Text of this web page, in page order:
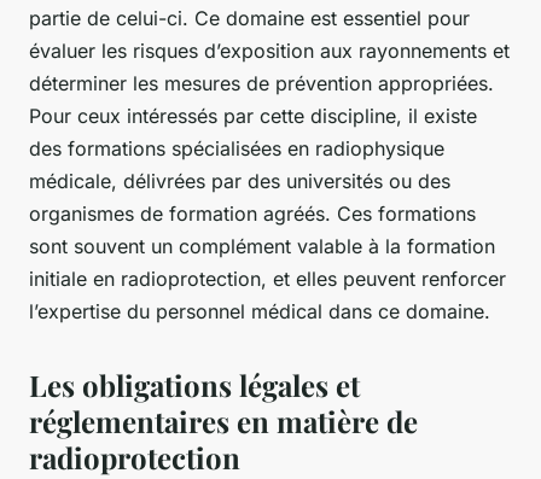
partie de celui-ci. Ce domaine est essentiel pour
évaluer les risques d’exposition aux rayonnements et
déterminer les mesures de prévention appropriées.
Pour ceux intéressés par cette discipline, il existe
des formations spécialisées en radiophysique
médicale, délivrées par des universités ou des
organismes de formation agréés. Ces formations
sont souvent un complément valable à la formation
initiale en radioprotection, et elles peuvent renforcer
l’expertise du personnel médical dans ce domaine.
Les obligations légales et
réglementaires en matière de
radioprotection